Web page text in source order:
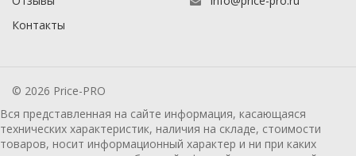
Контакты
© 2026 Price-PRO
Вся представленная на сайте информация, касающаяся
технических характеристик, наличия на складе, стоимости
товаров, носит информационный характер и ни при каких